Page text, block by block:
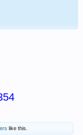
like this.